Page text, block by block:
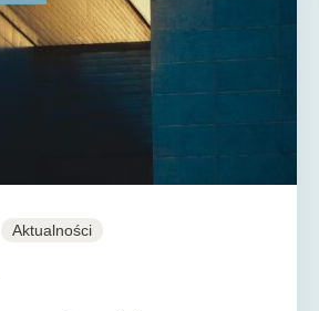
Aktualności